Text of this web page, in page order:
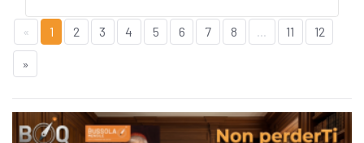
« 1 2 3 4 5 6 7 8 ... 11 12
»